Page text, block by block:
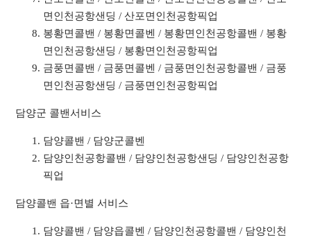
면인천공항샌딩 / 산포면인천공항픽업
봉황면콜밴 / 봉황면콜벤 / 봉황면인천공항콜밴 / 봉황
면인천공항샌딩 / 봉황면인천공항픽업
금풍면콜밴 / 금풍면콜벤 / 금풍면인천공항콜밴 / 금풍
면인천공항샌딩 / 금풍면인천공항픽업
담양군 콜밴서비스
담양콜밴 / 담양군콜벤
담양인천공항콜밴 / 담양인천공항샌딩 / 담양인천공항
픽업
담양콜밴 읍·면별 서비스
담양콜밴 / 담양읍콜벤 / 담양인천공항콜밴 / 담양인천